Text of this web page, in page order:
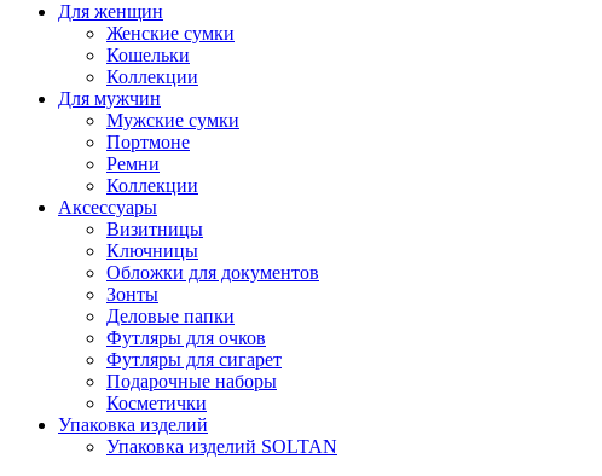
Для женщин
Женские сумки
Кошельки
Коллекции
Для мужчин
Мужские сумки
Портмоне
Ремни
Коллекции
Аксессуары
Визитницы
Ключницы
Обложки для документов
Зонты
Деловые папки
Футляры для очков
Футляры для сигарет
Подарочные наборы
Косметички
Упаковка изделий
Упаковка изделий SOLTAN